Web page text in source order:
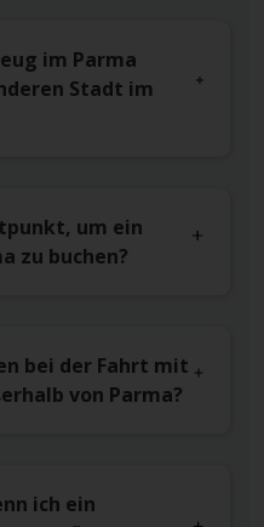
im Parma
Stadt im
um ein
zu buchen?
bei der Fahrt mit
von Parma?
ich ein